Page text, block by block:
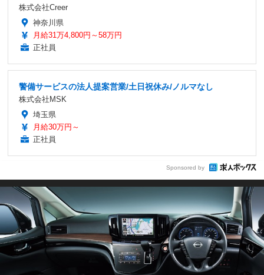
株式会社Creer
神奈川県
月給31万4,800円～58万円
正社員
警備サービスの法人提案営業/土日祝休み/ノルマなし
株式会社MSK
埼玉県
月給30万円～
正社員
Sponsored by